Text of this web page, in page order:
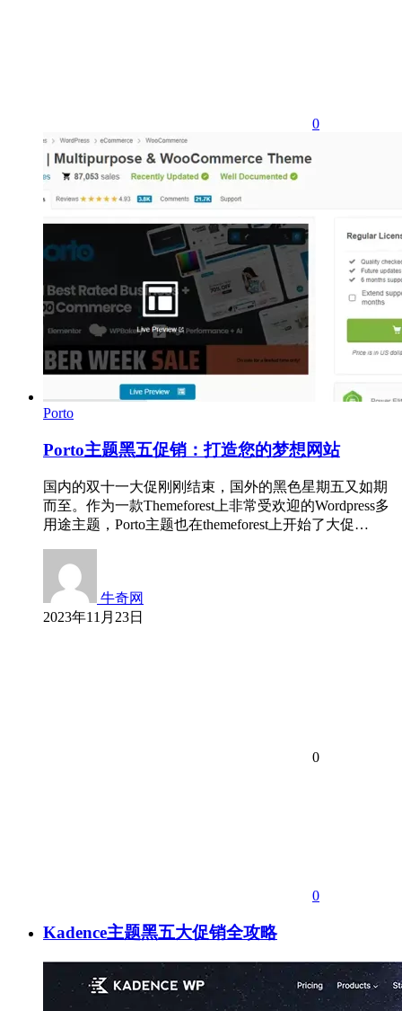
0
Porto
Porto主题黑五促销：打造您的梦想网站
国内的双十一大促刚刚结束，国外的黑色星期五又如期
而至。作为一款Themeforest上非常受欢迎的Wordpress多
用途主题，Porto主题也在themeforest上开始了大促…
牛奇网
2023年11月23日
0
0
Kadence主题黑五大促销全攻略